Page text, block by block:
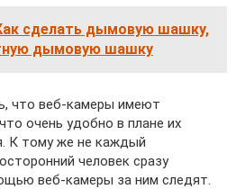
сделать дымовую шашку,
дымовую шашку
что веб-камеры имеют
очень удобно в плане их
К тому же не каждый
человек сразу
веб-камеры за ним следят.